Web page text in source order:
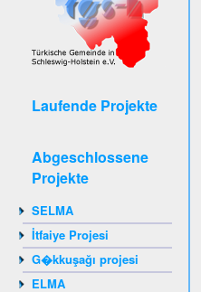
Laufende Projekte
Abgeschlossene
Projekte
SELMA
İtfaiye Projesi
G�kkuşağı projesi
ELMA